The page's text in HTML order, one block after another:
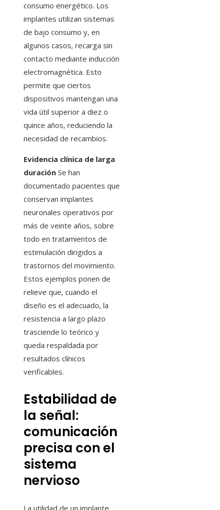
consumo energético. Los
implantes utilizan sistemas
de bajo consumo y, en
algunos casos, recarga sin
contacto mediante inducción
electromagnética. Esto
permite que ciertos
dispositivos mantengan una
vida útil superior a diez o
quince años, reduciendo la
necesidad de recambios.
Evidencia clínica de larga
duración Se han
documentado pacientes que
conservan implantes
neuronales operativos por
más de veinte años, sobre
todo en tratamientos de
estimulación dirigidos a
trastornos del movimiento.
Estos ejemplos ponen de
relieve que, cuando el
diseño es el adecuado, la
resistencia a largo plazo
trasciende lo teórico y
queda respaldada por
resultados clínicos
verificables.
Estabilidad de
la señal:
comunicación
precisa con el
sistema
nervioso